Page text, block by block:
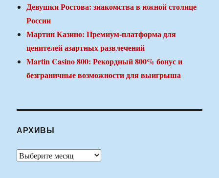
Девушки Ростова: знакомства в южной столице
России
Мартин Казино: Премиум-платформа для
ценителей азартных развлечений
Martin Casino 800: Рекордный 800% бонус и
безграничные возможности для выигрыша
АРХИВЫ
Архивы